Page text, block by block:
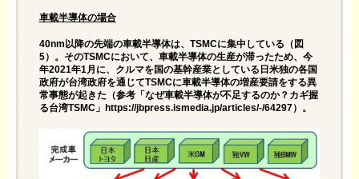
車載半導体の場合
40nm以降の先端の車載半導体は、TSMCに集中している（図
5）。そのTSMCにおいて、車載半導体の生産が滞ったため、今
年2021年1月に、クルマを国の基幹産業としている日米独の各国
政府が台湾政府を通じてTSMCに車載半導体の増産要請をする異
常事態が起きた（参考「なぜ車載半導体が不足するのか？カギ握
る台湾TSMC」
https://jbpress.ismedia.jp/articles/-/64297 ）。